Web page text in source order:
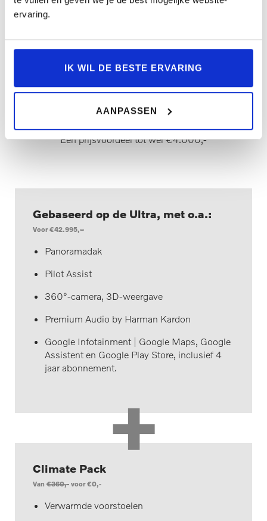
ervaring.
IK WIL DE BESTE ERVARING
AANPASSEN
VOLVO EX30 ULTRA EUROPA
Vanaf €42.995,- (€4.000,-
prijsvoordeel)
De Europa-uitvoering is gebaseerd op de Ultra-uitvoering,
Een prijsvoordeel tot wel €4.000,-
Gebaseerd op de Ultra, met o.a.:
Voor €42.995,–
Panoramadak
Pilot Assist
360°-camera, 3D-weergave
Premium Audio by Harman Kardon
Google Infotainment | Google Maps, Google
Assistent en Google Play Store, inclusief 4
jaar abonnement.
+
Climate Pack
Van €360,- voor €0,-
Verwarmde voorstoelen